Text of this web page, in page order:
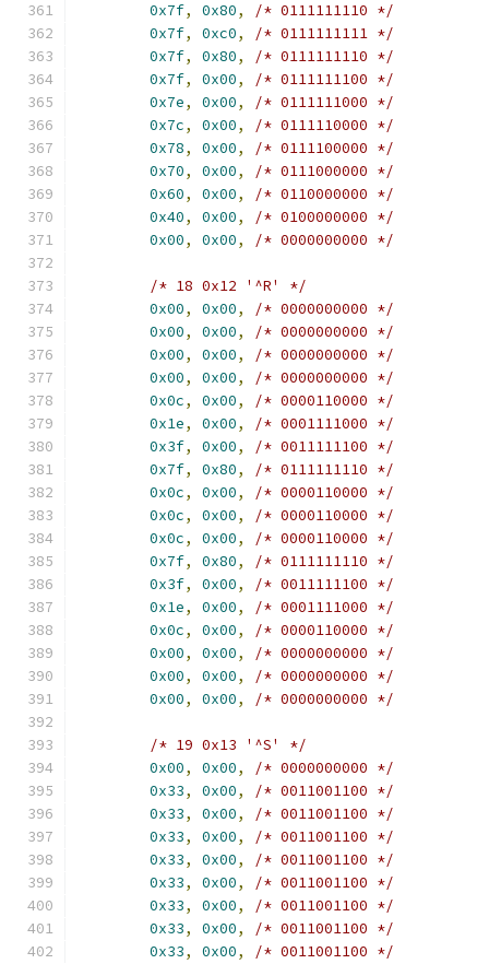
0x7f, 0x80,
/* 0111111110 */
0x7f, 0xc0,
/* 0111111111 */
0x7f, 0x80,
/* 0111111110 */
0x7f, 0x00,
/* 0111111100 */
0x7e, 0x00,
/* 0111111000 */
0x7c, 0x00,
/* 0111110000 */
0x78, 0x00,
/* 0111100000 */
0x70, 0x00,
/* 0111000000 */
0x60, 0x00,
/* 0110000000 */
0x40, 0x00,
/* 0100000000 */
0x00, 0x00, /* 0000000000 */
/* 18 0x12 '^R' */
0x00, 0x00,
/* 0000000000 */
0x00, 0x00,
/* 0000000000 */
0x00, 0x00,
/* 0000000000 */
0x00, 0x00,
/* 0000000000 */
0x0c, 0x00,
/* 0000110000 */
0x1e, 0x00,
/* 0001111000 */
0x3f, 0x00,
/* 0011111100 */
0x7f, 0x80,
/* 0111111110 */
0x0c, 0x00,
/* 0000110000 */
0x0c, 0x00,
/* 0000110000 */
0x0c, 0x00,
/* 0000110000 */
0x7f, 0x80,
/* 0111111110 */
0x3f, 0x00,
/* 0011111100 */
0x1e, 0x00,
/* 0001111000 */
0x0c, 0x00,
/* 0000110000 */
0x00, 0x00,
/* 0000000000 */
0x00, 0x00,
/* 0000000000 */
0x00, 0x00, /* 0000000000 */
/* 19 0x13 '^S' */
0x00, 0x00,
/* 0000000000 */
0x33, 0x00,
/* 0011001100 */
0x33, 0x00,
/* 0011001100 */
0x33, 0x00,
/* 0011001100 */
0x33, 0x00,
/* 0011001100 */
0x33, 0x00,
/* 0011001100 */
0x33, 0x00,
/* 0011001100 */
0x33, 0x00,
/* 0011001100 */
0x33, 0x00,
/* 0011001100 */